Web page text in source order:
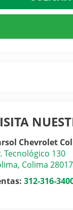
Chevrolet
Tecnológico 130
, Colima 28017
312-316-